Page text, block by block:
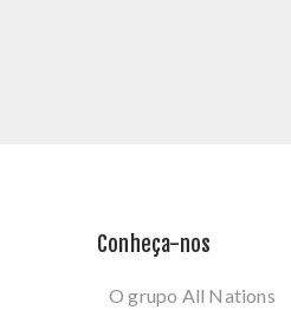
Conheça-nos
O grupo All Nations